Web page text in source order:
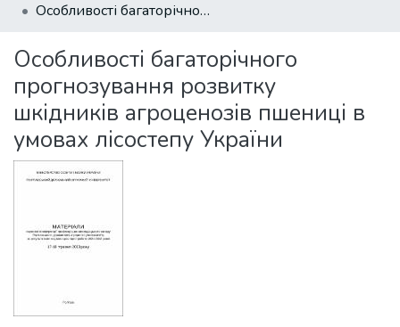
Statistics
Особливості багаторічного прогнозування розвитку шкідників агроценозів пшениці в умовах лісостепу України
Особливості багаторічного
прогнозування розвитку
шкідників агроценозів пшениці в
умовах лісостепу України